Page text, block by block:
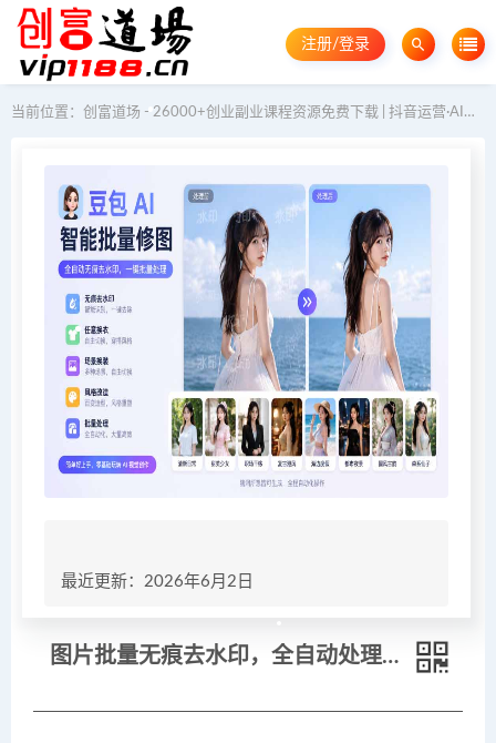
注册/登录
当前位置： 创富道场 - 26000+创业副业课程资源免费下载 | 抖音运营·AI教程·GEO优化
最近更新：2026年6月2日
图片批量无痕去水印，全自动处理，给模特换衣、换造型，只要你想要的，都可以 (附视频教程)